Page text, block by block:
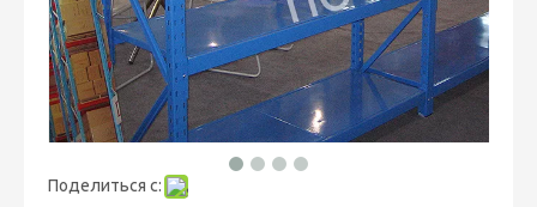
Поделиться с: